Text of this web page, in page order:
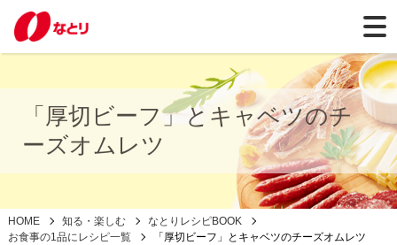
「厚切ビーフ」とキャベツのチ
ーズオムレツ
HOME 知る・楽しむ
なとりレシピBOOK
お食事の1品にレシピ一覧
「厚切ビーフ」とキャベツのチーズオムレツ